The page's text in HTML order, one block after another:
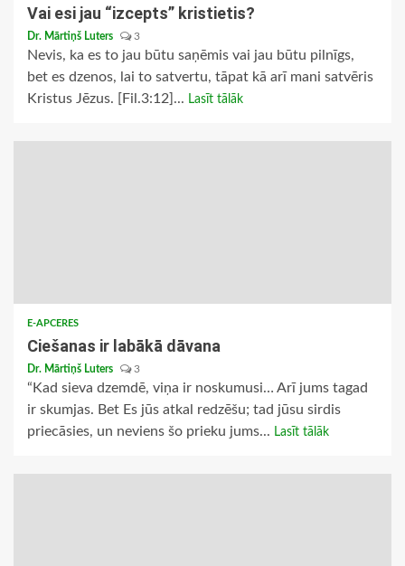
Vai esi jau “izcepts” kristietis?
Dr. Mārtiņš Luters 3
Nevis, ka es to jau būtu saņēmis vai jau būtu pilnīgs,
bet es dzenos, lai to satvertu, tāpat kā arī mani satvēris
Kristus Jēzus. [Fil.3:12]... Lasīt tālāk
E-APCERES
Ciešanas ir labākā dāvana
Dr. Mārtiņš Luters 3
“Kad sieva dzemdē, viņa ir noskumusi… Arī jums tagad
ir skumjas. Bet Es jūs atkal redzēšu; tad jūsu sirdis
priecāsies, un neviens šo prieku jums... Lasīt tālāk